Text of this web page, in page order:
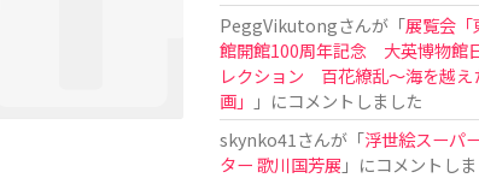
PeggVikutongさんが「展覧会
館開館100周年記念 大英博物館
レクション 百花繚乱〜海を越え
画」
」にコメントしました
skynko41 さんが「浮世絵スーパ
ター 歌川国芳展 」にコメントし